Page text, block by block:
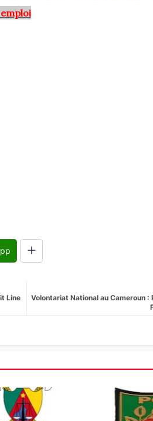
Volontariat National au Cameroun
Line